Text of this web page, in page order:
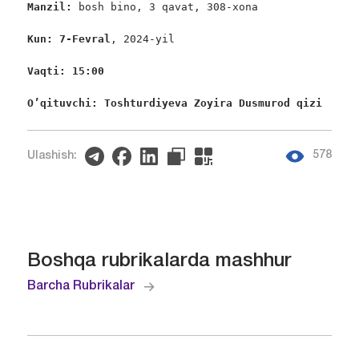
Manzil: bosh bino, 3 qavat, 308-xona
Kun: 7-Fevral , 2024-yil
Vaqti: 15:00
O’qituvchi: Toshturdiyeva Zoyira Dusmurod qizi
Ulashish: 578
Boshqa rubrikalarda mashhur
Barcha Rubrikalar